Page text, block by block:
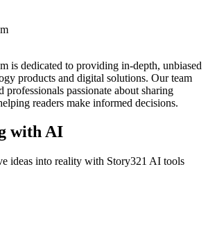
is dedicated to providing in-depth, unbiased
products and digital solutions. Our team
professionals passionate about sharing
readers make informed decisions.
with AI
ideas into reality with Story321 AI tools